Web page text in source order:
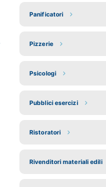
Panificatori
Pizzerie
Psicologi
Pubblici esercizi
Ristoratori
Rivenditori materiali edili